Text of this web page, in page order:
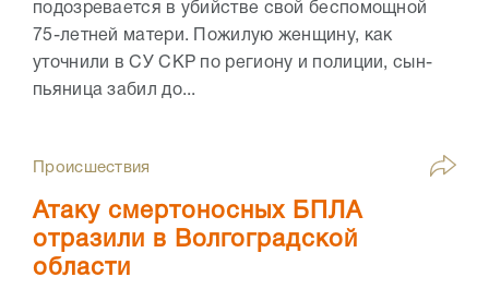
подозревается в убийстве свой беспомощной
75-летней матери. Пожилую женщину, как
уточнили в СУ СКР по региону и полиции, сын-
пьяница забил до...
Происшествия
Атаку смертоносных БПЛА
отразили в Волгоградской
области